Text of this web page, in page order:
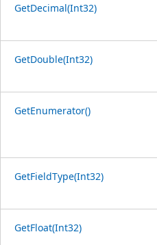
GetDecimal(Int32)
GetDouble(Int32)
GetEnumerator()
GetFieldType(Int32)
GetFloat(Int32)